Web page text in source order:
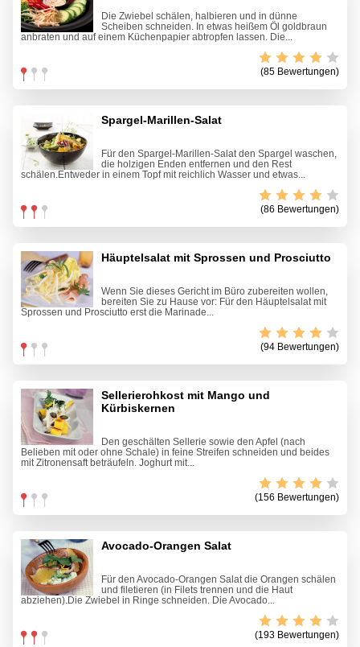
Die Zwiebel schälen, halbieren und in dünne
Scheiben schneiden. In etwas heißem Öl goldbraun
anbraten und auf einem Küchenpapier abtropfen lassen. Die...
(85 Bewertungen)
Spargel-Marillen-Salat
Für den Spargel-Marillen-Salat den Spargel waschen,
die holzigen Enden entfernen und den Rest
schälen.Entweder in einem Topf mit reichlich Wasser und etwas...
(86 Bewertungen)
Häuptelsalat mit Sprossen und Prosciutto
Wenn Sie dieses Gericht im Büro zubereiten wollen,
bereiten Sie zu Hause vor: Für den Häuptelsalat mit
Sprossen und Prosciutto erst die Marinade...
(94 Bewertungen)
Sellerierohkost mit Mango und
Kürbiskernen
Den geschälten Sellerie sowie den Apfel (nach
Belieben mit oder ohne Schale) in feine Streifen schneiden und beides
mit Zitronensaft beträufeln. Joghurt mit...
(156 Bewertungen)
Avocado-Orangen Salat
Für den Avocado-Orangen Salat die Orangen schälen
und filetieren (in Filets trennen und die Haut
abziehen).Die Zwiebel in Ringe schneiden. Die Avocado...
(193 Bewertungen)